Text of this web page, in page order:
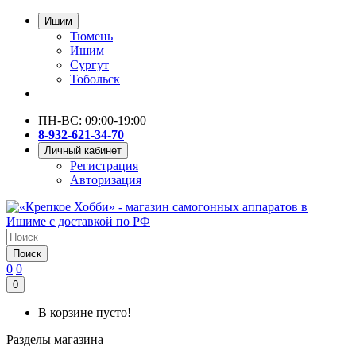
Ишим
Тюмень
Ишим
Сургут
Тобольск
ПН-ВС: 09:00-19:00
8-932-621-34-70
Личный кабинет
Регистрация
Авторизация
Поиск
0 0
0
В корзине пусто!
Разделы магазина